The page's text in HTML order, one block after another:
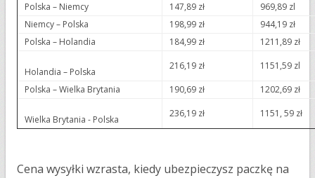
Polska – Niemcy
147,89 zł
969,89 zl
Niemcy – Polska
198,99 zł
944,19 zł
Polska – Holandia
184,99 zł 1211,89 zł
Holandia – Polska
216,19 zł
1151,59 zl
Polska – Wielka Brytania
190,69 zł 1202,69 zł
Wielka Brytania - Polska
236,19 zł 1151, 59 zł
Cena wysyłki wzrasta, kiedy ubezpieczysz paczkę na